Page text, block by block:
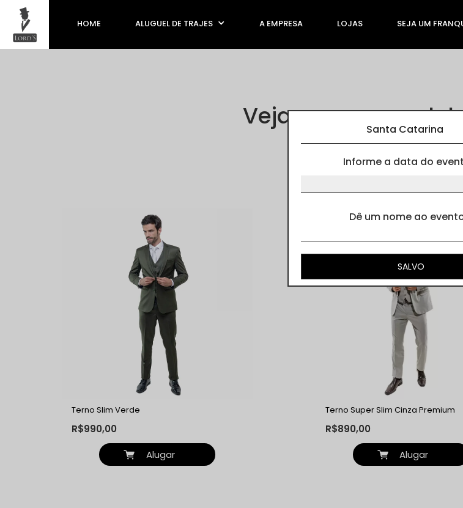
HOME ALUGUEL DE TRAJES A EMPRESA LOJAS SEJA UM
Santa Catarina
Informe a data do
Dê um nome ao
Veja nossos
Cores
Terno Slim Verde
R$990,00
Alugar
Terno Super Slim Cinza Premium
R$890,00
Alugar